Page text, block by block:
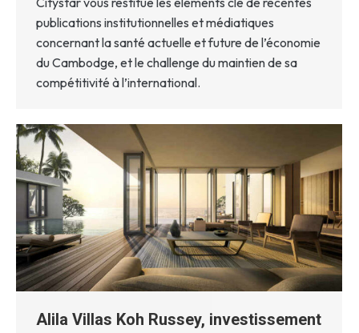
publications institutionnelles et médiatiques
concernant la santé actuelle et future de l’économie
du Cambodge, et le challenge du maintien de sa
compétitivité à l’international.
Alila Villas Koh Russey, investissement